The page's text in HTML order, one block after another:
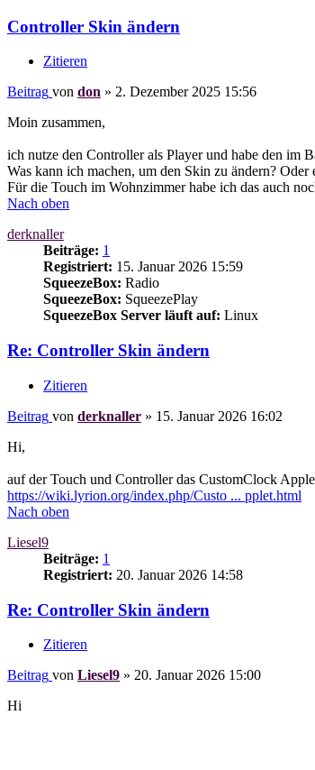
Controller Skin ändern
Zitieren
Beitrag von don » 2. Dezember 2025 15:56
Moin zusammen,
ich nutze den Controller als Player und habe den im
Was kann ich machen, um den Skin zu ändern?
Für die Touch im Wohnzimmer habe ich das auch
Nach oben
derknaller
Beiträge: 1
Registriert: 15. Januar 2026 15:59
SqueezeBox: Radio
SqueezeBox: SqueezePlay
SqueezeBox Server läuft auf: Linux
Re: Controller Skin ändern
Zitieren
Beitrag von derknaller » 15. Januar 2026 16:02
Hi,
auf der Touch und Controller das CustomClock
https://wiki.lyrion.org/index.php/Custo ... pplet.html
Nach oben
Liesel9
Beiträge: 1
Registriert: 20. Januar 2026 14:58
Re: Controller Skin ändern
Zitieren
Beitrag von Liesel9 » 20. Januar 2026 15:00
Hi